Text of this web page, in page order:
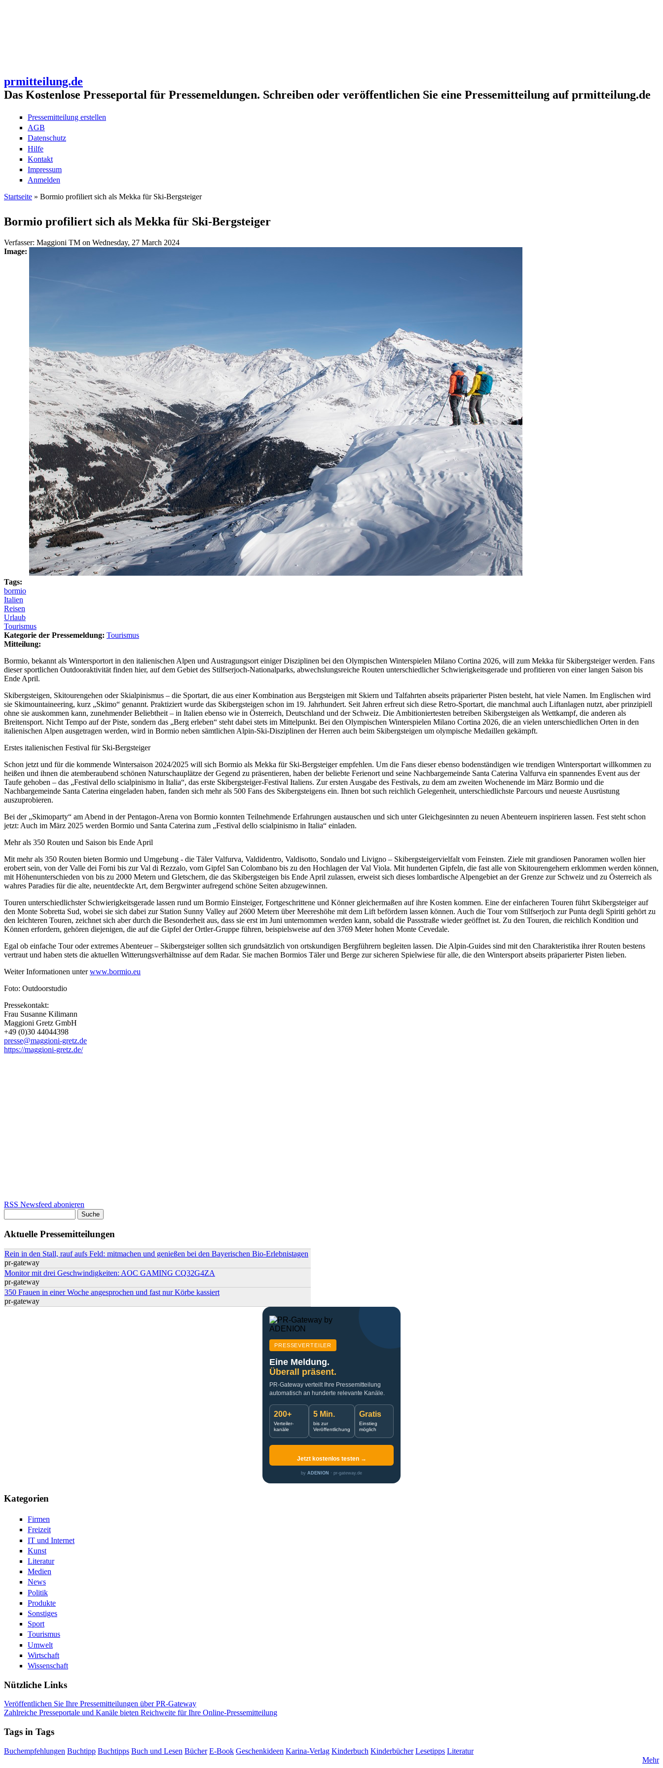
prmitteilung.de
Das Kostenlose Presseportal für Pressemeldungen. Schreiben oder veröffentlichen Sie eine Pressemitteilung auf prmitteilung.de
Pressemitteilung erstellen
AGB
Datenschutz
Hilfe
Kontakt
Impressum
Anmelden
Startseite » Bormio profiliert sich als Mekka für Ski-Bergsteiger
Bormio profiliert sich als Mekka für Ski-Bergsteiger
Verfasser: Maggioni TM on Wednesday, 27 March 2024
Image:
Tags:
bormio
Italien
Reisen
Urlaub
Tourismus
Kategorie der Pressemeldung: Tourismus
Mitteilung:
Bormio, bekannt als Wintersportort in den italienischen Alpen und Austragungsort einiger Disziplinen bei den Olympischen Winterspielen Milano Cortina 2026, will zum Mekka für Skibergsteiger werden. Fans
dieser sportlichen Outdooraktivität finden hier, auf dem Gebiet des Stilfserjoch-Nationalparks, abwechslungsreiche Routen unterschiedlicher Schwierigkeitsgerade und profitieren von einer langen Saison bis
Ende April.
Skibergsteigen, Skitourengehen oder Skialpinismus – die Sportart, die aus einer Kombination aus Bergsteigen mit Skiern und Talfahrten abseits präparierter Pisten besteht, hat viele Namen. Im Englischen wird
sie Skimountaineering, kurz „Skimo“ genannt. Praktiziert wurde das Skibergsteigen schon im 19. Jahrhundert. Seit Jahren erfreut sich diese Retro-Sportart, die manchmal auch Liftanlagen nutzt, aber prinzipiell
ohne sie auskommen kann, zunehmender Beliebtheit – in Italien ebenso wie in Österreich, Deutschland und der Schweiz. Die Ambitioniertesten betreiben Skibergsteigen als Wettkampf, die anderen als
Breitensport. Nicht Tempo auf der Piste, sondern das „Berg erleben“ steht dabei stets im Mittelpunkt. Bei den Olympischen Winterspielen Milano Cortina 2026, die an vielen unterschiedlichen Orten in den
italienischen Alpen ausgetragen werden, wird in Bormio neben sämtlichen Alpin-Ski-Disziplinen der Herren auch beim Skibergsteigen um olympische Medaillen gekämpft.
Erstes italienischen Festival für Ski-Bergsteiger
Schon jetzt und für die kommende Wintersaison 2024/2025 will sich Bormio als Mekka für Ski-Bergsteiger empfehlen. Um die Fans dieser ebenso bodenständigen wie trendigen Wintersportart willkommen zu
heißen und ihnen die atemberaubend schönen Naturschauplätze der Gegend zu präsentieren, haben der beliebte Ferienort und seine Nachbargemeinde Santa Caterina Valfurva ein spannendes Event aus der
Taufe gehoben – das „Festival dello scialpinismo in Italia“, das erste Skibergsteiger-Festival Italiens. Zur ersten Ausgabe des Festivals, zu dem am zweiten Wochenende im März Bormio und die
Nachbargemeinde Santa Caterina eingeladen haben, fanden sich mehr als 500 Fans des Skibergsteigens ein. Ihnen bot such reichlich Gelegenheit, unterschiedlichste Parcours und neueste Ausrüstung
auszuprobieren.
Bei der „Skimoparty“ am Abend in der Pentagon-Arena von Bormio konnten Teilnehmende Erfahrungen austauschen und sich unter Gleichgesinnten zu neuen Abenteuern inspirieren lassen. Fest steht schon
jetzt: Auch im März 2025 werden Bormio und Santa Caterina zum „Festival dello scialpinismo in Italia“ einladen.
Mehr als 350 Routen und Saison bis Ende April
Mit mehr als 350 Routen bieten Bormio und Umgebung - die Täler Valfurva, Valdidentro, Valdisotto, Sondalo und Livigno – Skibergsteigervielfalt vom Feinsten. Ziele mit grandiosen Panoramen wollen hier
erobert sein, von der Valle dei Forni bis zur Val di Rezzalo, vom Gipfel San Colombano bis zu den Hochlagen der Val Viola. Mit hunderten Gipfeln, die fast alle von Skitourengehern erklommen werden können,
mit Höhenunterschieden von bis zu 2000 Metern und Gletschern, die das Skibergsteigen bis Ende April zulassen, erweist sich dieses lombardische Alpengebiet an der Grenze zur Schweiz und zu Österreich als
wahres Paradies für die alte, neuentdeckte Art, dem Bergwinter aufregend schöne Seiten abzugewinnen.
Touren unterschiedlichster Schwierigkeitsgerade lassen rund um Bormio Einsteiger, Fortgeschrittene und Könner gleichermaßen auf ihre Kosten kommen. Eine der einfacheren Touren führt Skibergsteiger auf
den Monte Sobretta Sud, wobei sie sich dabei zur Station Sunny Valley auf 2600 Metern über Meereshöhe mit dem Lift befördern lassen können. Auch die Tour vom Stilfserjoch zur Punta degli Spiriti gehört zu
den leichteren Touren, zeichnet sich aber durch die Besonderheit aus, dass sie erst im Juni unternommen werden kann, sobald die Passstraße wieder geöffnet ist. Zu den Touren, die reichlich Kondition und
Können erfordern, gehören diejenigen, die auf die Gipfel der Ortler-Gruppe führen, beispielsweise auf den 3769 Meter hohen Monte Cevedale.
Egal ob einfache Tour oder extremes Abenteuer – Skibergsteiger sollten sich grundsätzlich von ortskundigen Bergführern begleiten lassen. Die Alpin-Guides sind mit den Charakteristika ihrer Routen bestens
vertraut und haben stets die aktuellen Witterungsverhältnisse auf dem Radar. Sie machen Bormios Täler und Berge zur sicheren Spielwiese für alle, die den Wintersport abseits präparierter Pisten lieben.
Weiter Informationen unterwww.bormio.eu
Foto: Outdoorstudio
Pressekontakt:
Frau Susanne Kilimann
Maggioni Gretz GmbH
+49 (0)30 44044398
presse@maggioni-gretz.de
https://maggioni-gretz.de/
RSS Newsfeed abonieren
Aktuelle Pressemitteilungen
Rein in den Stall, rauf aufs Feld: mitmachen und genießen bei den Bayerischen Bio-Erlebnistagen
pr-gateway
Monitor mit drei Geschwindigkeiten: AOC GAMING CQ32G4ZA
pr-gateway
350 Frauen in einer Woche angesprochen und fast nur Körbe kassiert
pr-gateway
PRESSEVERTEILER
Eine Meldung.
Überall präsent.
PR-Gateway verteilt Ihre Pressemitteilung
automatisch an hunderte relevante Kanäle.
200+
Verteiler-
kanäle
5 Min.
bis zur
Veröffentlichung
Gratis
Einstieg
möglich
Jetzt kostenlos testen →
by ADENION · pr-gateway.de
Kategorien
Firmen
Freizeit
IT und Internet
Kunst
Literatur
Medien
News
Politik
Produkte
Sonstiges
Sport
Tourismus
Umwelt
Wirtschaft
Wissenschaft
Nützliche Links
Veröffentlichen Sie Ihre Pressemitteilungen über PR-Gateway
Zahlreiche Presseportale und Kanäle bieten Reichweite für Ihre Online-Pressemitteilung
Tags in Tags
Buchempfehlungen Buchtipp Buchtipps Buch und Lesen Bücher E-Book Geschenkideen Karina-Verlag Kinderbuch Kinderbücher Lesetipps Literatur
Mehr